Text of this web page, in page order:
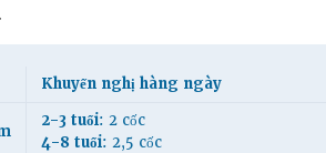
Khuyến nghị hàng ngày
2-3 tuổi: 2 cốc
4-8 tuổi: 2,5 cốc